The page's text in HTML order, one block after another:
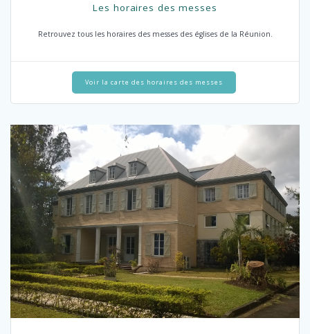
Les horaires des messes
Retrouvez tous les horaires des messes des églises de la Réunion.
Voir la carte des horaires des messes